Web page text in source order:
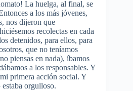
La huelga, al final, se
a los más jóvenes,
nos dijeron que
recolectas en cada
detenidos, para ellos, para
que no teníamos
piensas en nada), íbamos
a los responsables. Y
primera acción social. Y
orgulloso.